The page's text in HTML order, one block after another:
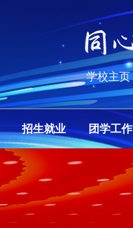
学校主页
招生就业 团学工作